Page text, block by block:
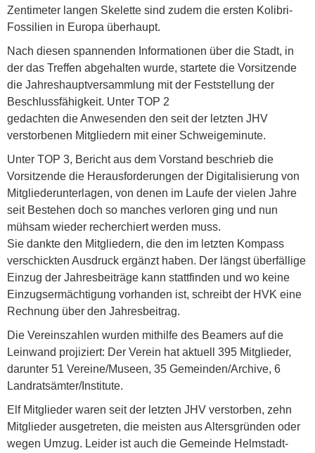
Zentimeter langen Skelette sind zudem die ersten Kolibri-
Fossilien in Europa überhaupt.
Nach diesen spannenden Informationen über die Stadt, in
der das Treffen abgehalten wurde, startete die Vorsitzende
die Jahreshauptversammlung mit der Feststellung der
Beschlussfähigkeit. Unter TOP 2
gedachten die Anwesenden den seit der letzten JHV
verstorbenen Mitgliedern mit einer Schweigeminute.
Unter TOP 3, Bericht aus dem Vorstand beschrieb die
Vorsitzende die Herausforderungen der Digitalisierung von
Mitgliederunterlagen, von denen im Laufe der vielen Jahre
seit Bestehen doch so manches verloren ging und nun
mühsam wieder recherchiert werden muss.
Sie dankte den Mitgliedern, die den im letzten Kompass
verschickten Ausdruck ergänzt haben. Der längst überfällige
Einzug der Jahresbeiträge kann stattfinden und wo keine
Einzugsermächtigung vorhanden ist, schreibt der HVK eine
Rechnung über den Jahresbeitrag.
Die Vereinszahlen wurden mithilfe des Beamers auf die
Leinwand projiziert: Der Verein hat aktuell 395 Mitglieder,
darunter 51 Vereine/Museen, 35 Gemeinden/Archive, 6
Landratsämter/Institute.
Elf Mitglieder waren seit der letzten JHV verstorben, zehn
Mitglieder ausgetreten, die meisten aus Altersgründen oder
wegen Umzug. Leider ist auch die Gemeinde Helmstadt-